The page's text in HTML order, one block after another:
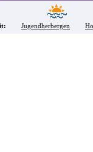
Jugendherbergen